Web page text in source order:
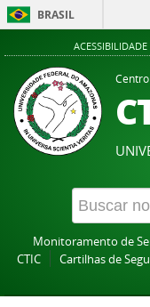
BRASIL
ACESSIBILIDADE
Monitoramento de
CTIC
Cartilhas de